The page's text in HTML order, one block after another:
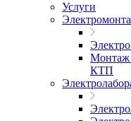
Услуги
Монтаж
КТП